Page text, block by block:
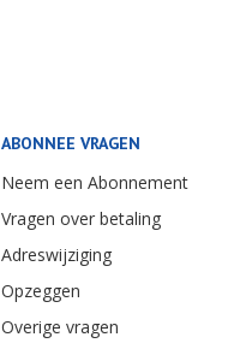
ABONNEE VRAGEN
Neem een Abonnement
Vragen over betaling
Adreswijziging
Opzeggen
Overige vragen